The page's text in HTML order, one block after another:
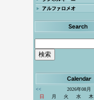
<<
2026年08月
日
月 火 水 木